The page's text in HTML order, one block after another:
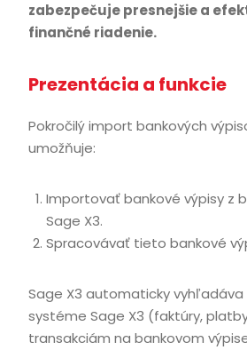
zabezpečuje presnejšie a
finančné riadenie.
Prezentácia a funkcie
Pokročilý import bankových
umožňuje:
Importovať bankové výpisy z
Sage X3.
Spracovávať tieto bankové
Sage X3 automaticky
systéme Sage X3 (faktúry,
transakciám na bankovom